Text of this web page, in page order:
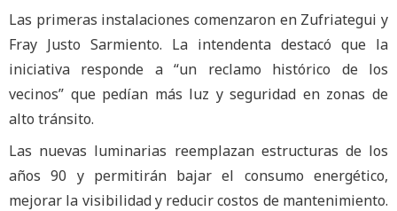
Las primeras instalaciones comenzaron en Zufriategui y
Fray Justo Sarmiento. La intendenta destacó que la
iniciativa responde a “un reclamo histórico de los
vecinos” que pedían más luz y seguridad en zonas de
alto tránsito.
Las nuevas luminarias reemplazan estructuras de los
años 90 y permitirán bajar el consumo energético,
mejorar la visibilidad y reducir costos de mantenimiento.